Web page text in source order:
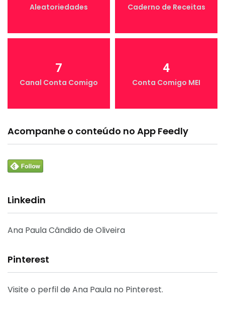
Aleatoriedades Caderno de Receitas
7
Canal Conta Comigo
4
Conta Comigo MEI
Acompanhe o conteúdo no App Feedly
Linkedin
Ana Paula Cândido de Oliveira
Pinterest
Visite o perfil de Ana Paula no Pinterest.